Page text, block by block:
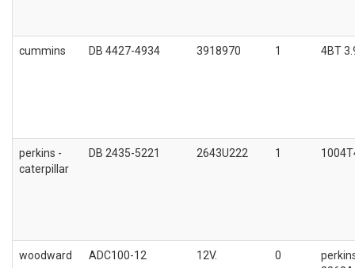
cummins DB 4427-4934 3918970 1 4BT
perkins -
caterpillar
DB 2435-5221 2643U222 1
woodward ADC100-12 12V. 0